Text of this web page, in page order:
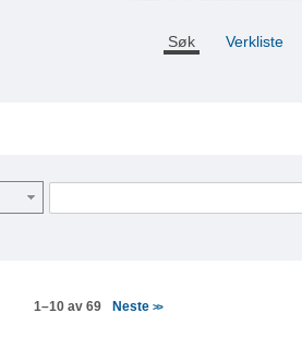
Søk Verkliste
1–10 av 69 Neste>>